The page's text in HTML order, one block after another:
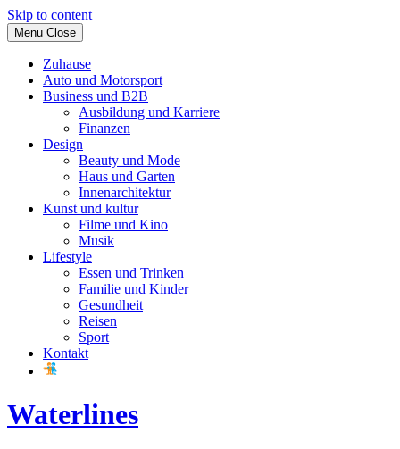
Skip to content
Menu Close
Zuhause
Auto und Motorsport
Business und B2B
Ausbildung und Karriere
Finanzen
Design
Beauty und Mode
Haus und Garten
Innenarchitektur
Kunst und kultur
Filme und Kino
Musik
Lifestyle
Essen und Trinken
Familie und Kinder
Gesundheit
Reisen
Sport
Kontakt
Waterlines